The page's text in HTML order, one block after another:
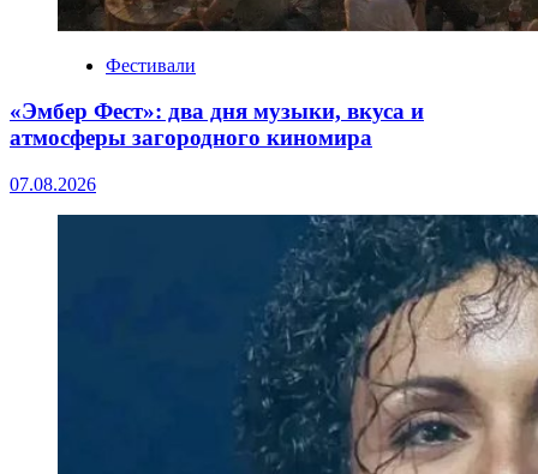
Фестивали
«Эмбер Фест»: два дня музыки, вкуса и
атмосферы загородного киномира
07.08.2026